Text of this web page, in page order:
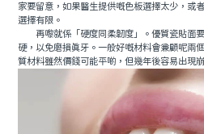
家要留意，如果醫生提供嘅色板選擇太少，或
選擇有限。
再嚟就係「硬度同柔韌度」。優質瓷貼面
硬，以免磨損真牙。一般好嘅材料會兼顧呢兩
質材料雖然價錢可能平啲，但幾年後容易出現